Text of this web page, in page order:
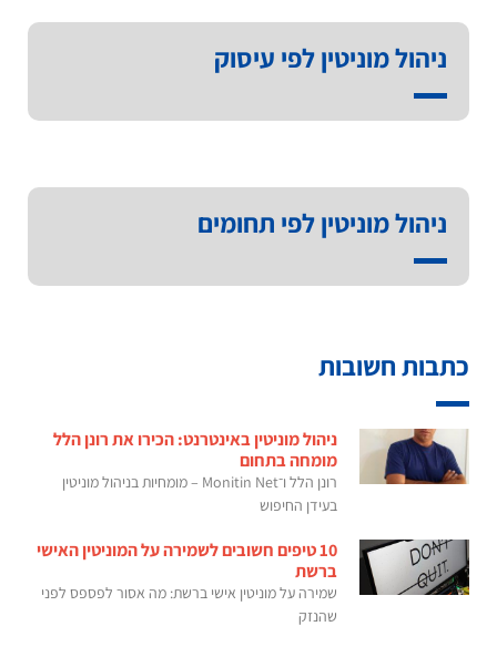
ניהול מוניטין לפי עיסוק
ניהול מוניטין לפי תחומים
כתבות חשובות
ניהול מוניטין באינטרנט: הכירו את רונן הלל
מומחה בתחום
רונן הלל ו־Monitin Net – מומחיות בניהול מוניטין
בעידן החיפוש
10 טיפים חשובים לשמירה על המוניטין האישי
ברשת
שמירה על מוניטין אישי ברשת: מה אסור לפספס לפני
שהנזק